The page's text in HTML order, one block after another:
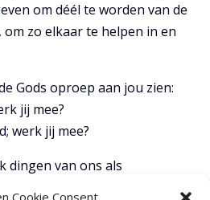
Cookie Consent
om déél te worden van de
zo elkaar te helpen in en
Gods oproep aan jou zien:
jij mee?
werk jij mee?
dingen van ons als